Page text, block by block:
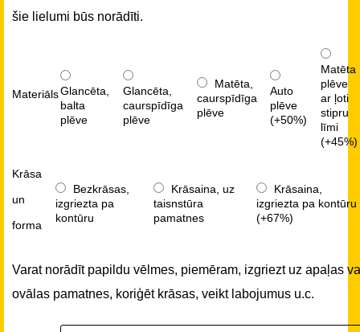
šie lielumi būs norādīti.
MateriālsGlancēta,
balta
plēve
Glancēta,
caurspīdīga
plēve
Matēta,
caurspīdīga
plēve
Auto
plēve
(+50%)
Matēta
plēve
ar ļoti
stipru
līmi
(+45%)
Krāsa
un
forma
Bezkrāsas,
izgriezta pa
kontūru
Krāsaina, uz
taisnstūra
pamatnes
Krāsaina,
izgriezta pa kontūru
(+67%)
Varat norādīt papildu vēlmes, piemēram, izgriezt uz apaļas
ovālas pamatnes, koriģēt krāsas, veikt labojumus u.c.